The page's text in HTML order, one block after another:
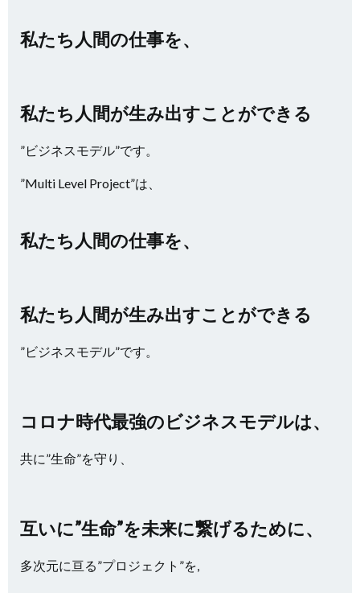
私たち人間の仕事を、
私たち人間が生み出すことができる
”ビジネスモデル”です。
”Multi Level Project”は、
私たち人間の仕事を、
私たち人間が生み出すことができる
”ビジネスモデル”です。
コロナ時代最強のビジネスモデルは、
共に”生命”を守り、
互いに”生命”を未来に繋げるために、
多次元に亘る”プロジェクト”を,